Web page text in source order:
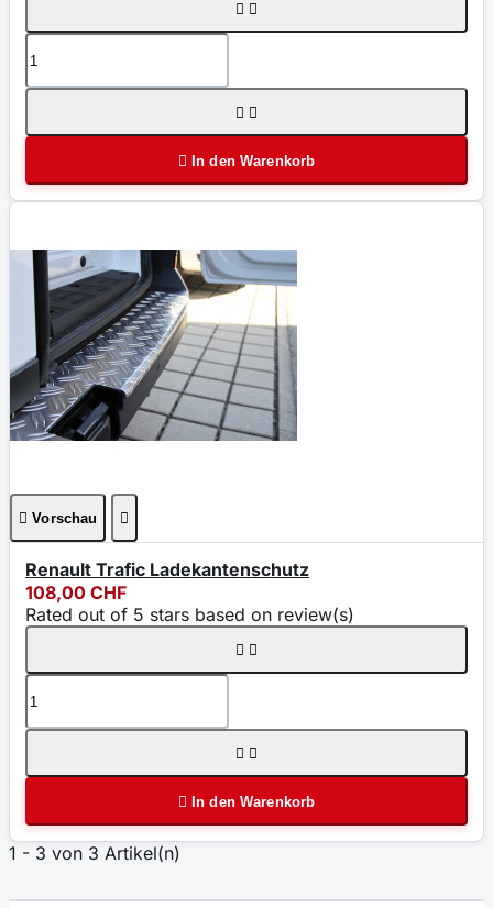
 
 
 In den Warenkorb
 Vorschau 
Renault Trafic Ladekantenschutz
108,00 CHF
Rated out of 5 stars based on review(s)
 
 
 In den Warenkorb
1 - 3 von 3 Artikel(n)